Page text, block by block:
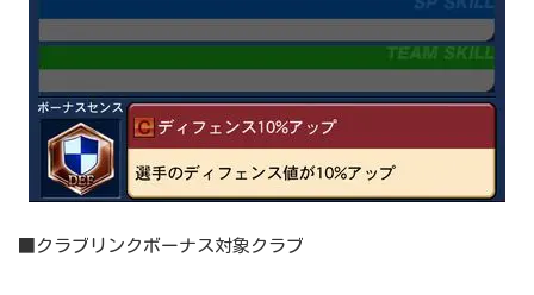
■クラブリンクボーナス対象クラブ